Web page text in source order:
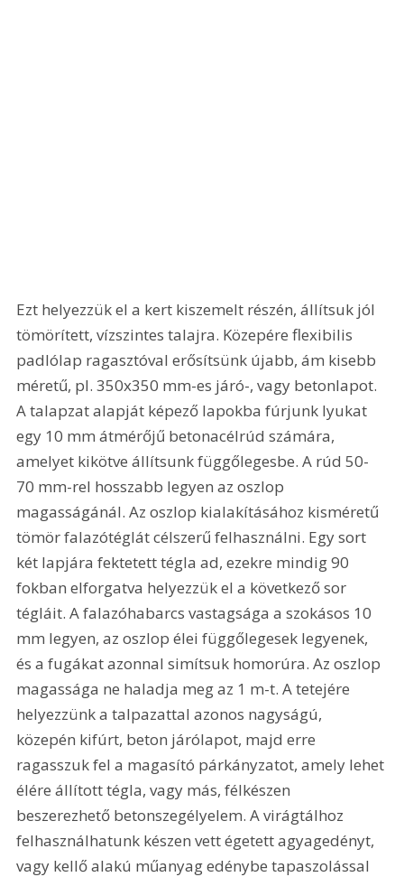
Ezt helyezzük el a kert kiszemelt részén, állítsuk jól
tömörített, vízszintes talajra. Közepére flexibilis
padlólap ragasztóval erősítsünk újabb, ám kisebb
méretű, pl. 350x350 mm-es járó-, vagy betonlapot.
A talapzat alapját képező lapokba fúrjunk lyukat
egy 10 mm átmérőjű betonacélrúd számára,
amelyet kikötve állítsunk függőlegesbe. A rúd 50-
70 mm-rel hosszabb legyen az oszlop
magasságánál. Az oszlop kialakításához kisméretű
tömör falazótéglát célszerű felhasználni. Egy sort
két lapjára fektetett tégla ad, ezekre mindig 90
fokban elforgatva helyezzük el a következő sor
tégláit. A falazóhabarcs vastagsága a szokásos 10
mm legyen, az oszlop élei függőlegesek legyenek,
és a fugákat azonnal simítsuk homorúra. Az oszlop
magassága ne haladja meg az 1 m-t. A tetejére
helyezzünk a talpazattal azonos nagyságú,
közepén kifúrt, beton járólapot, majd erre
ragasszuk fel a magasító párkányzatot, amely lehet
élére állított tégla, vagy más, félkészen
beszerezhető betonszegélyelem. A virágtálhoz
felhasználhatunk készen vett égetett agyagedényt,
vagy kellő alakú műanyag edénybe tapaszolással